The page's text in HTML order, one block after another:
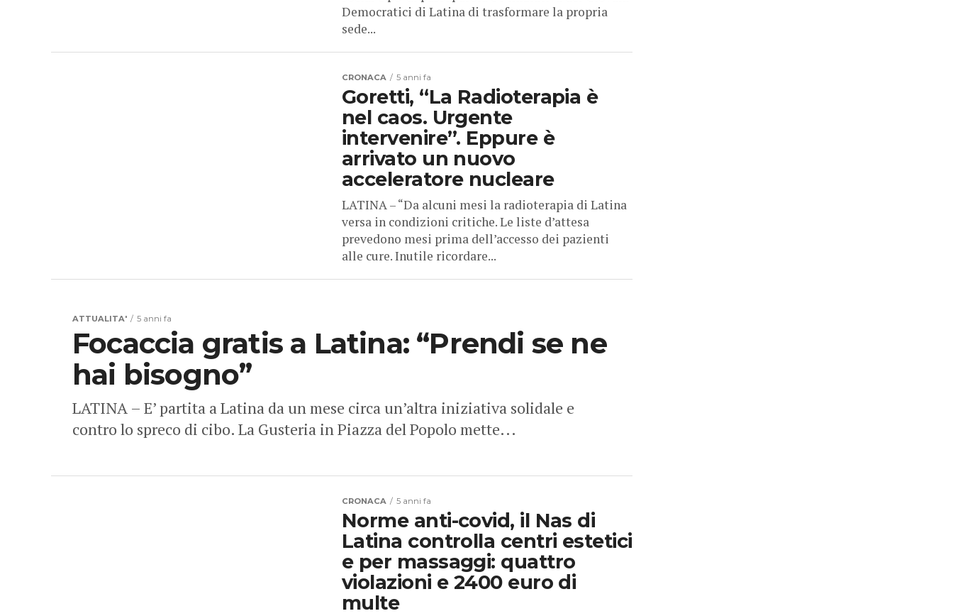
Democratici di Latina di trasformare la propria
sede...
CRONACA 5 anni fa
Goretti, “La Radioterapia è
nel caos. Urgente
intervenire”. Eppure è
arrivato un nuovo
acceleratore nucleare
LATINA – “Da alcuni mesi la radioterapia di Latina
versa in condizioni critiche. Le liste d’attesa
prevedono mesi prima dell’accesso dei pazienti
alle cure. Inutile ricordare...
ATTUALITA' 5 anni fa
Focaccia gratis a Latina: “Prendi se ne
hai bisogno”
LATINA – E’ partita a Latina da un mese circa un’altra iniziativa solidale e
contro lo spreco di cibo. La Gusteria in Piazza del Popolo mette...
CRONACA 5 anni fa
Norme anti-covid, il Nas di
Latina controlla centri estetici
e per massaggi: quattro
violazioni e 2400 euro di
multe